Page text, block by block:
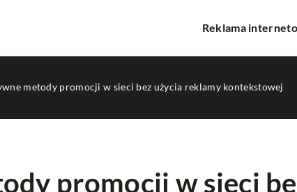
Reklama
metody promocji w sieci bez użycia reklamy kontekstowej
promocji w sieci